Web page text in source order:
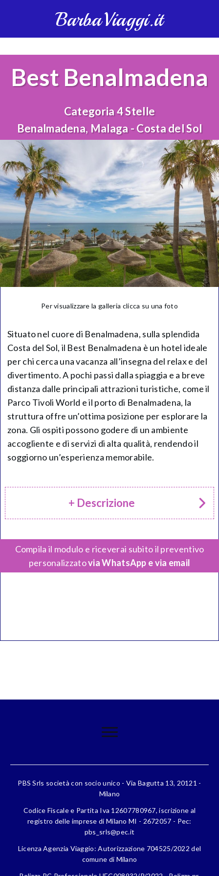
BarbaViaggi.it
Best Benalmadena
Categoria 4 Stelle
Benalmadena, Malaga - Costa del Sol
Per visualizzare la galleria clicca su una foto
Situato nel cuore di Benalmadena, sulla splendida
Costa del Sol, il Best Benalmadena è un hotel ideale
per chi cerca una vacanza all’insegna del relax e del
divertimento. A pochi passi dalla spiaggia e a breve
distanza dalle principali attrazioni turistiche, come il
Parco Tivoli World e il porto di Benalmadena, la
struttura offre un’ottima posizione per esplorare la
zona. Gli ospiti possono godere di un ambiente
accogliente e di servizi di alta qualità, rendendo il
soggiorno un’esperienza memorabile.
+ Descrizione
Compila il modulo e riceverai subito il preventivo
personalizzatovia WhatsApp e via email
PBS Srls società con socio unico - Via Bagutta 13, 20121 -
Milano
Codice Fiscale e Partita Iva 12607780967, iscrizione al
registro delle imprese di Milano MI - 2672057 - Pec:
pbs_srls@pec.it
Licenza Agenzia Viaggio: Autorizzazione 704525/2022 del
comune di Milano